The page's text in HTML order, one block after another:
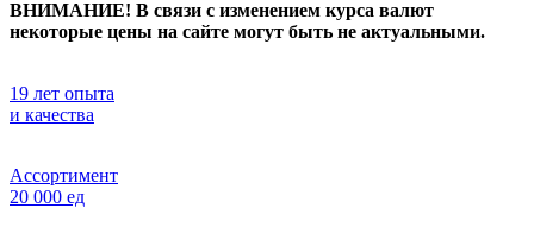
ВНИМАНИЕ! В связи с изменением курса валют
некоторые цены на сайте могут быть не актуальными.
19 лет опыта
и качества
Ассортимент
20 000 ед